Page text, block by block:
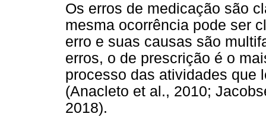
Os erros de medicação são
mesma ocorrência pode ser
erro e suas causas são
erros, o de prescrição é o
processo das atividades que
(Anacleto et al., 2010;
2018).